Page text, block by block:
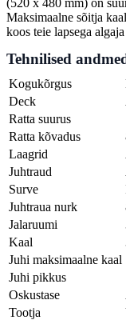
(520 x 480 mm) on
Maksimaalne sõitja
koos teie lapsega
Tehnilised
Kogukõrgus
Deck
Ratta suurus
Ratta kõvadus
Laagrid
Juhtraud
Surve
Juhtraua nurk
Jalaruumi
Kaal
Juhi maksimaalne kaal
Juhi pikkus
Oskustase
Tootja